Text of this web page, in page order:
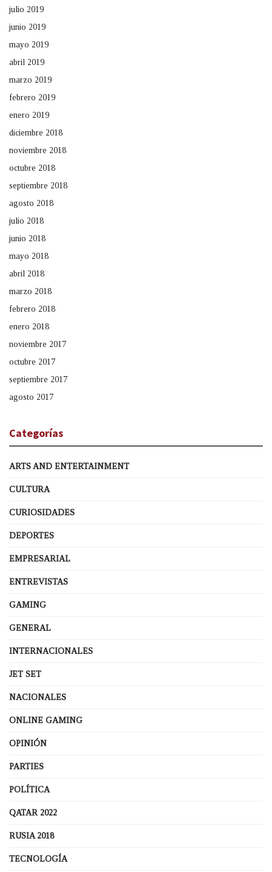
julio 2019
junio 2019
mayo 2019
abril 2019
marzo 2019
febrero 2019
enero 2019
diciembre 2018
noviembre 2018
octubre 2018
septiembre 2018
agosto 2018
julio 2018
junio 2018
mayo 2018
abril 2018
marzo 2018
febrero 2018
enero 2018
noviembre 2017
octubre 2017
septiembre 2017
agosto 2017
Categorías
ARTS AND ENTERTAINMENT
CULTURA
CURIOSIDADES
DEPORTES
EMPRESARIAL
ENTREVISTAS
GAMING
GENERAL
INTERNACIONALES
JET SET
NACIONALES
ONLINE GAMING
OPINIÓN
PARTIES
POLÍTICA
QATAR 2022
RUSIA 2018
TECNOLOGÍA